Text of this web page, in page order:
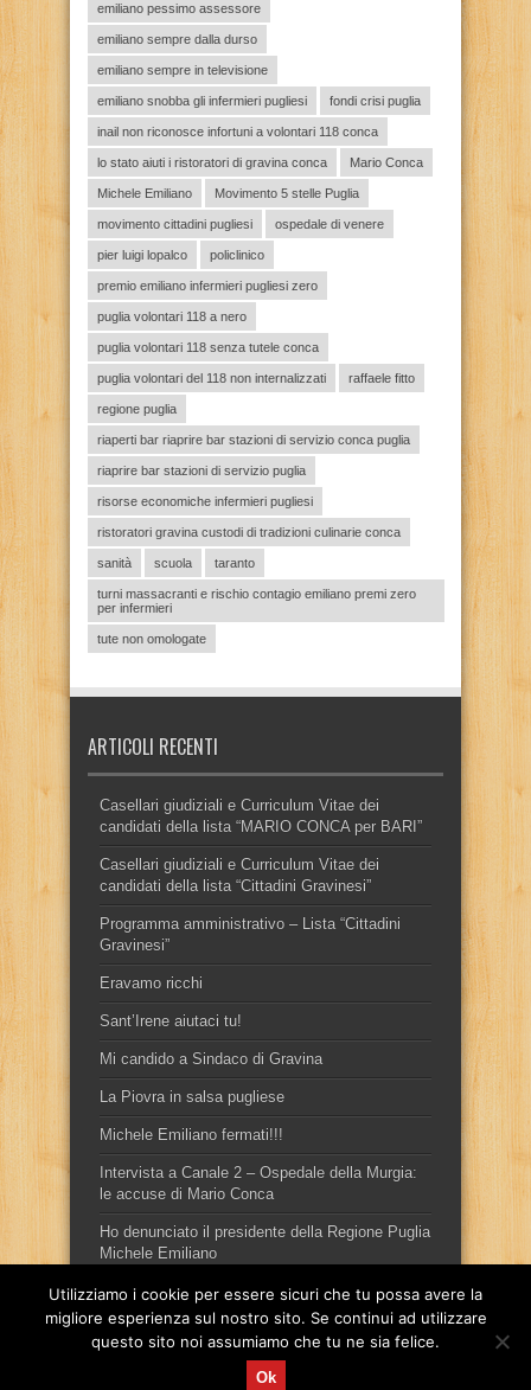
emiliano pessimo assessore
emiliano sempre dalla durso
emiliano sempre in televisione
emiliano snobba gli infermieri pugliesi fondi crisi puglia
inail non riconosce infortuni a volontari 118 conca
lo stato aiuti i ristoratori di gravina conca Mario Conca
Michele Emiliano Movimento 5 stelle Puglia
movimento cittadini pugliesi ospedale di venere
pier luigi lopalco policlinico
premio emiliano infermieri pugliesi zero
puglia volontari 118 a nero
puglia volontari 118 senza tutele conca
puglia volontari del 118 non internalizzati raffaele fitto
regione puglia
riaperti bar riaprire bar stazioni di servizio conca puglia
riaprire bar stazioni di servizio puglia
risorse economiche infermieri pugliesi
ristoratori gravina custodi di tradizioni culinarie conca
sanità scuola taranto
turni massacranti e rischio contagio emiliano premi zero
per infermieri
tute non omologate
ARTICOLI RECENTI
Casellari giudiziali e Curriculum Vitae dei
candidati della lista “MARIO CONCA per BARI”
Casellari giudiziali e Curriculum Vitae dei
candidati della lista “Cittadini Gravinesi”
Programma amministrativo – Lista “Cittadini
Gravinesi”
Eravamo ricchi
Sant’Irene aiutaci tu!
Mi candido a Sindaco di Gravina
La Piovra in salsa pugliese
Michele Emiliano fermati!!!
Intervista a Canale 2 – Ospedale della Murgia:
le accuse di Mario Conca
Ho denunciato il presidente della Regione Puglia
Michele Emiliano
Sito ufficiale del candidato sindaco, per la città di Gravina in
Utilizziamo i cookie per essere sicuri che tu possa avere la
migliore esperienza sul nostro sito. Se continui ad utilizzare
questo sito noi assumiamo che tu ne sia felice.
Ok